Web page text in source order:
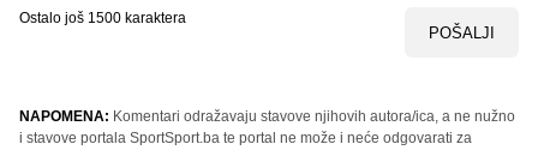
Ostalo još 1500 karaktera
POŠALJI
NAPOMENA: Komentari odražavaju stavove njihovih autora/ica, a ne nužno
i stavove portala SportSport.ba te portal ne može i neće odgovarati za